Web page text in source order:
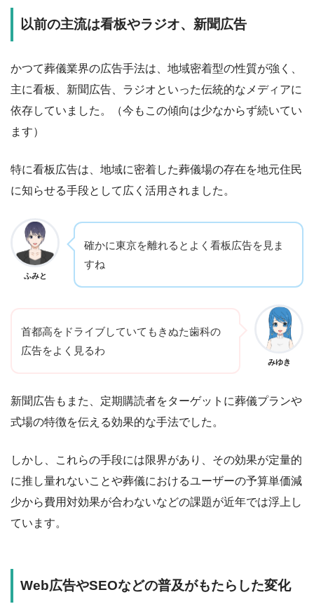
以前の主流は看板やラジオ、新聞広告
かつて葬儀業界の広告手法は、地域密着型の性質が強く、
主に看板、新聞広告、ラジオといった伝統的なメディアに
依存していました。（今もこの傾向は少なからず続いてい
ます）
特に看板広告は、地域に密着した葬儀場の存在を地元住民
に知らせる手段として広く活用されました。
ふみと
確かに東京を離れるとよく看板広告を見ま
すね
みゆき
首都高をドライブしていてもきぬた歯科の
広告をよく見るわ
新聞広告もまた、定期購読者をターゲットに葬儀プランや
式場の特徴を伝える効果的な手法でした。
しかし、これらの手段には限界があり、その効果が定量的
に推し量れないことや葬儀におけるユーザーの予算単価減
少から費用対効果が合わないなどの課題が近年では浮上し
ています。
Web広告やSEOなどの普及がもたらした変化